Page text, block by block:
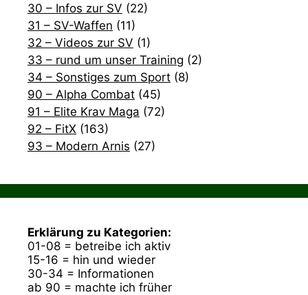
30 – Infos zur SV (22)
31 – SV-Waffen (11)
32 – Videos zur SV (1)
33 – rund um unser Training (2)
34 – Sonstiges zum Sport (8)
90 – Alpha Combat (45)
91 – Elite Krav Maga (72)
92 – FitX (163)
93 – Modern Arnis (27)
Erklärung zu Kategorien:
01-08 = betreibe ich aktiv
15-16 = hin und wieder
30-34 = Informationen
ab 90 = machte ich früher